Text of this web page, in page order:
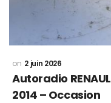
2 juin 2026
Autoradio
2014 – Occasion